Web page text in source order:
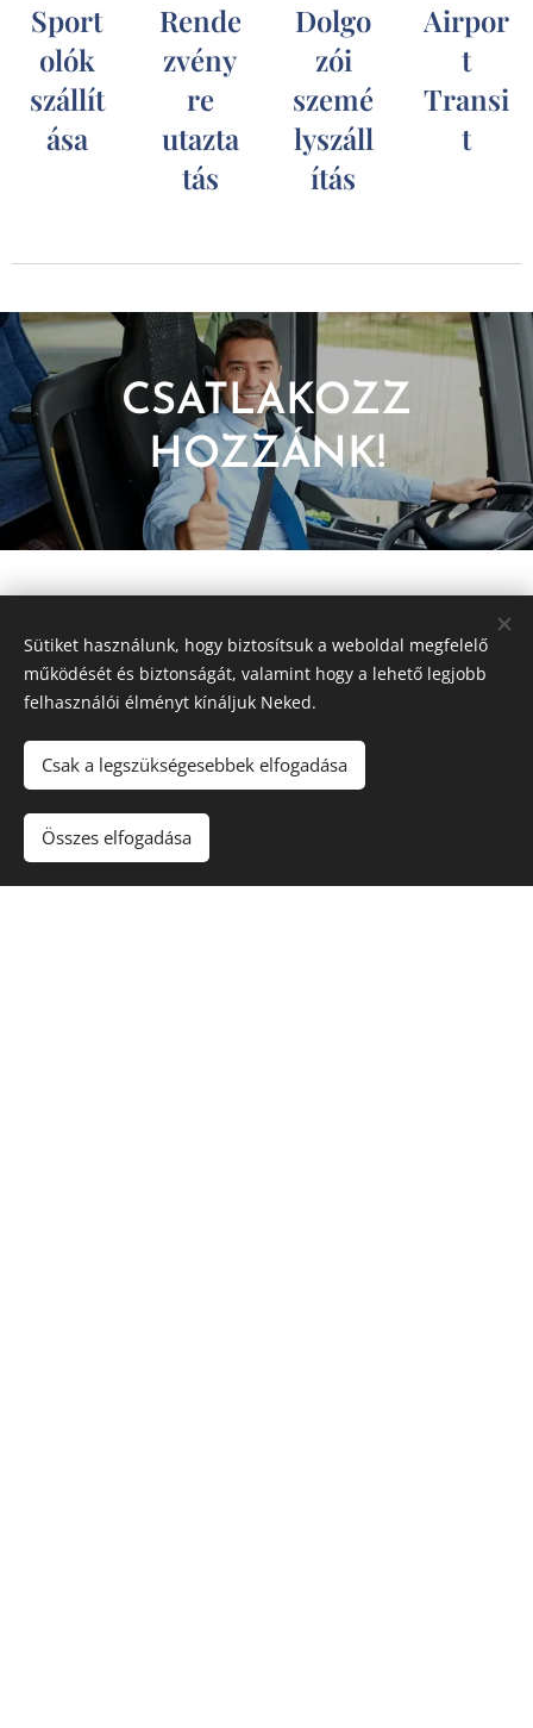
Sport
olók
szállít
ása
Rende
zvény
re
utazta
tás
Dolgo
zói
szemé
lyszáll
ítás
Airpor
t
Transi
t
CSATLAKOZZ
HOZZÁNK!
személyszállítást és1247db
árajánlatkérést közvetítettünk
Partnereinknek
Legyél Te
Sütiket használunk, hogy biztosítsuk a weboldal megfelelő
működését és biztonságát, valamint hogy a lehető legjobb
felhasználói élményt kínáljuk Neked.
Csak a legszükségesebbek elfogadása
Összes elfogadása